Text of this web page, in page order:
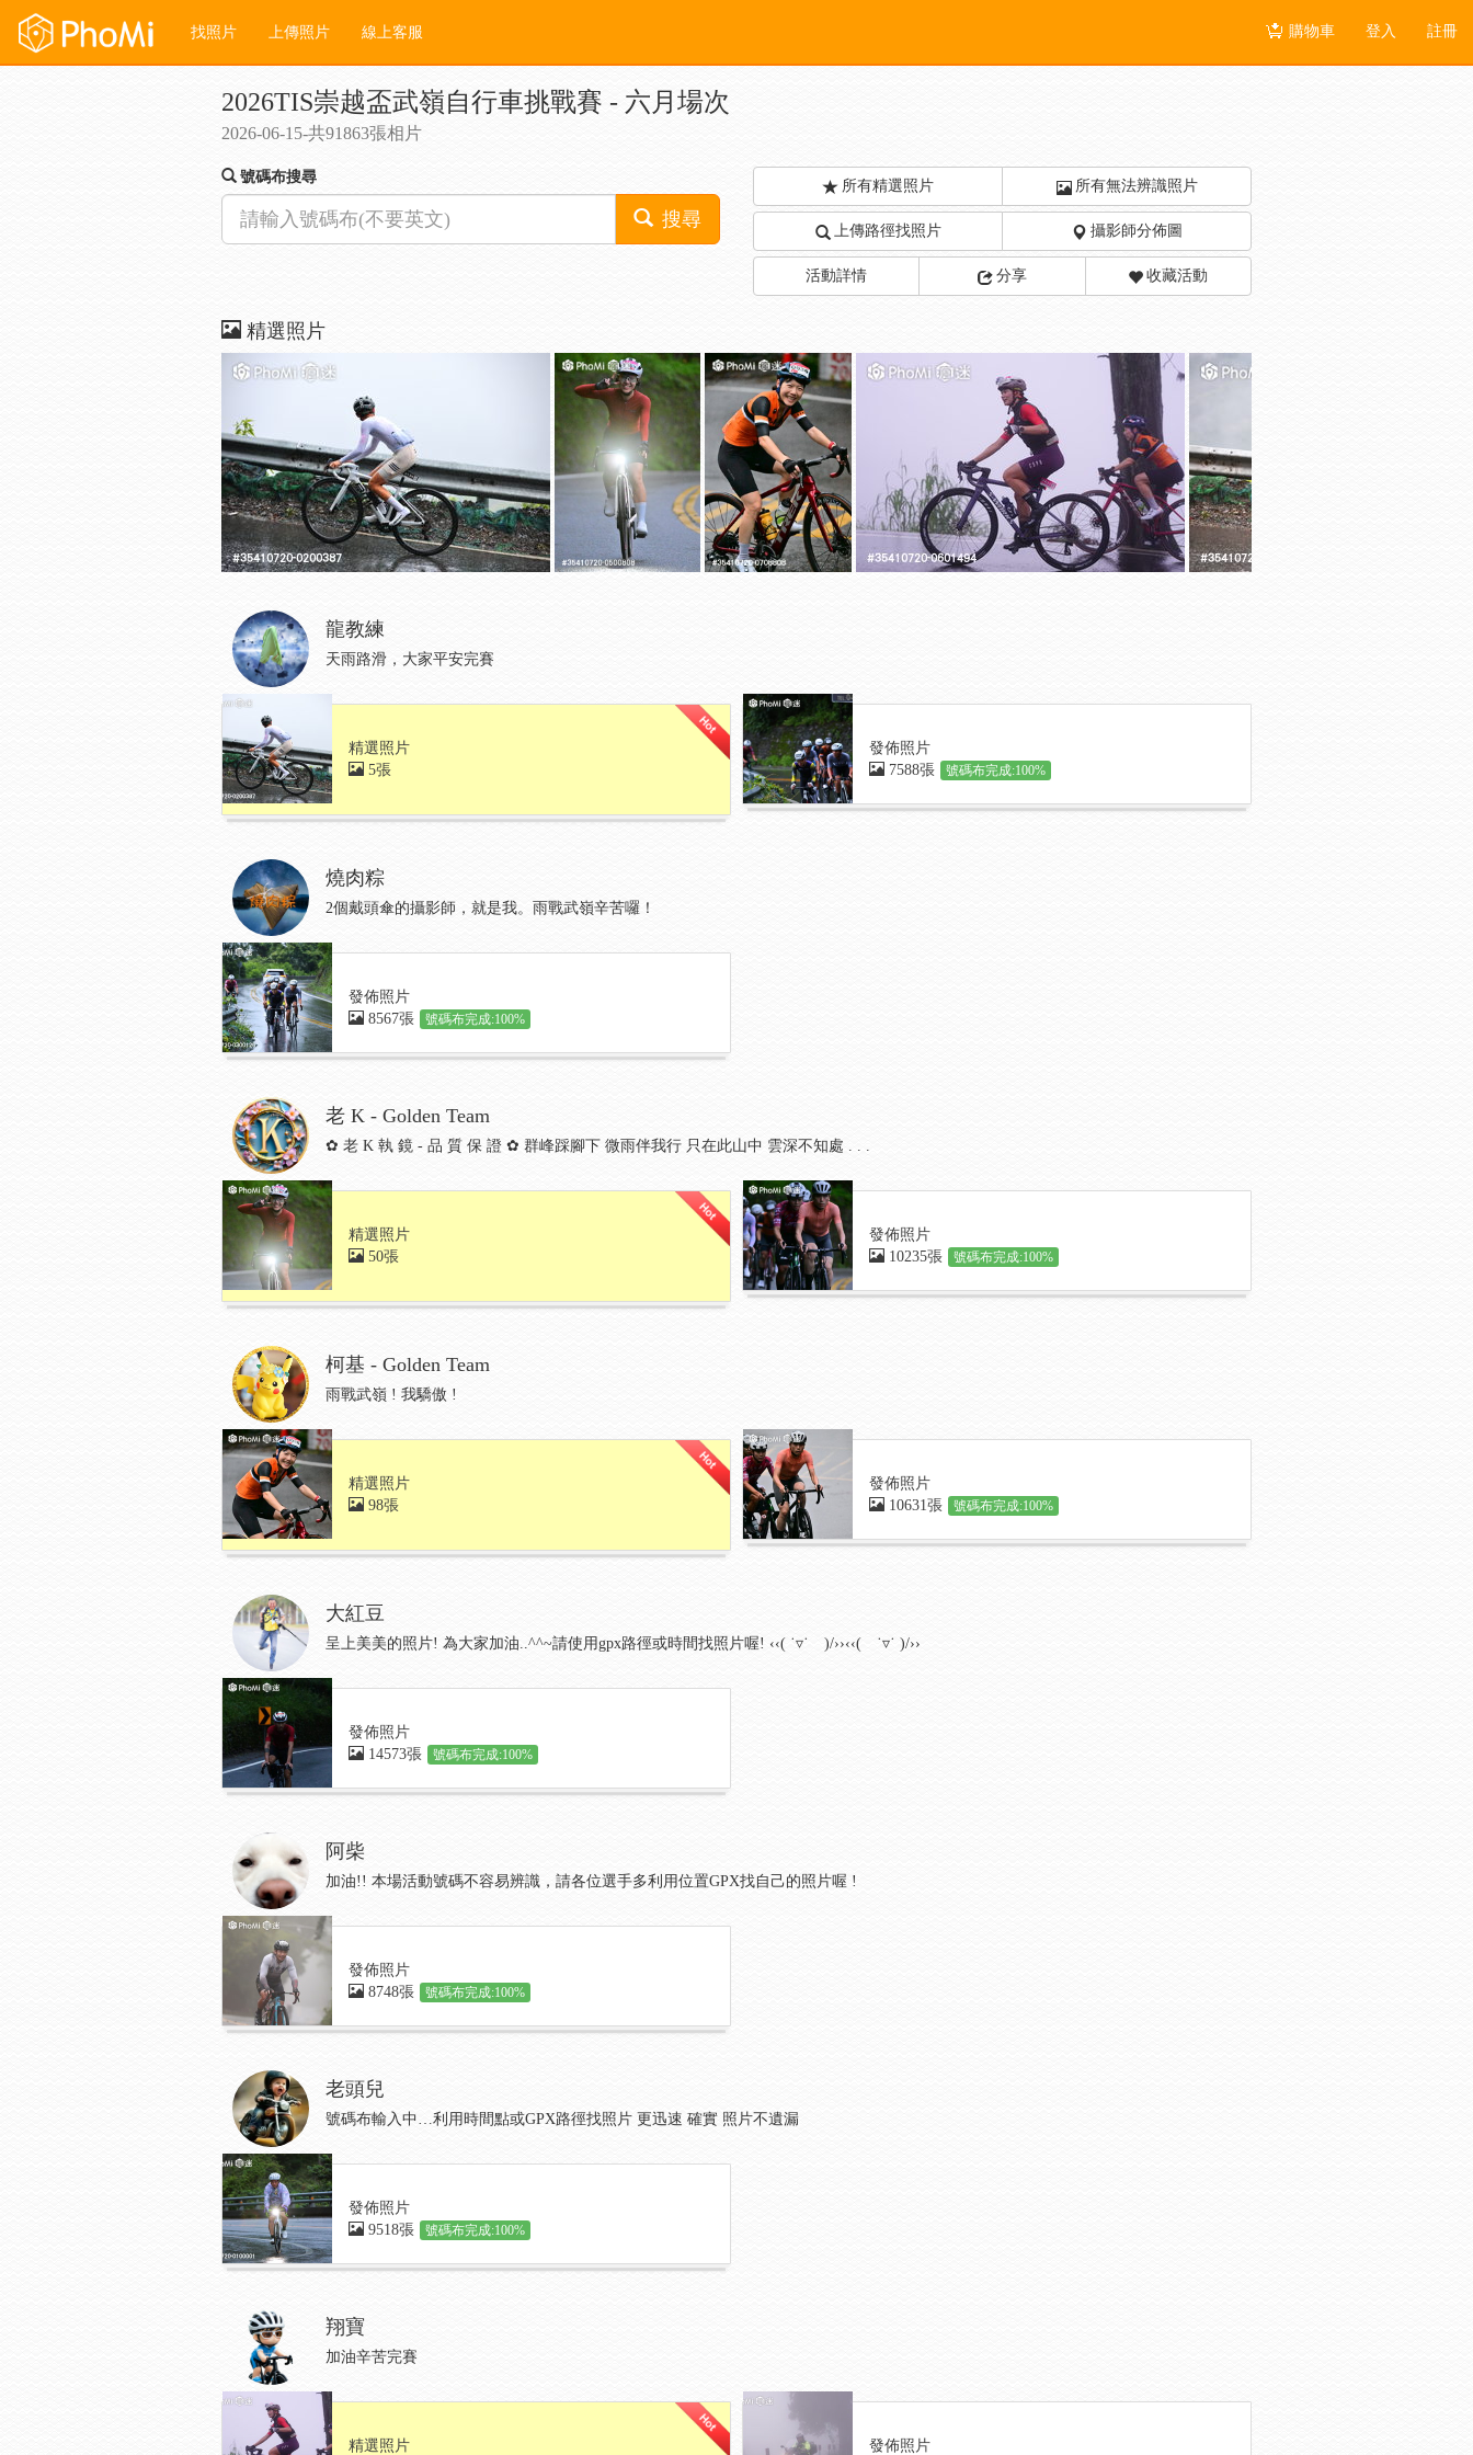
找照片 上傳照片 線上客服 購物車 登入 註冊
2026TIS崇越盃武嶺自行車挑戰賽 - 六月場次
2026-06-15-共91863張相片
號碼布搜尋
搜尋
所有精選照片 所有無法辨識照片
上傳路徑找照片 攝影師分佈圖
活動詳情 分享 收藏活動
精選照片
龍教練
天雨路滑，大家平安完賽
精選照片
5張
發佈照片
7588張
號碼布完成:100%
燒肉粽
2個戴頭傘的攝影師，就是我。雨戰武嶺辛苦囉！
發佈照片
8567張
號碼布完成:100%
老 K - Golden Team
✿ 老 K 執 鏡 - 品 質 保 證 ✿ 群峰踩腳下 微雨伴我行 只在此山中 雲深不知處 . . .
精選照片
50張
發佈照片
10235張
號碼布完成:100%
柯基 - Golden Team
雨戰武嶺 ! 我驕傲 !
精選照片
98張
發佈照片
10631張
號碼布完成:100%
大紅豆
呈上美美的照片! 為大家加油..^^~請使用gpx路徑或時間找照片喔! ‹‹( ˙▿˙ )/››‹‹( ˙▿˙ )/››
發佈照片
14573張
號碼布完成:100%
阿柴
加油!! 本場活動號碼不容易辨識，請各位選手多利用位置GPX找自己的照片喔 !
發佈照片
8748張
號碼布完成:100%
老頭兒
號碼布輸入中…利用時間點或GPX路徑找照片 更迅速 確實 照片不遺漏
發佈照片
9518張
號碼布完成:100%
翔寶
加油辛苦完賽
精選照片 發佈照片